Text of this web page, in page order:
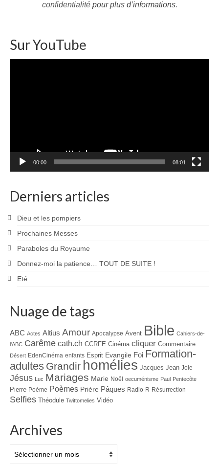
confidentialitépour plus d’informations.
Sur YouTube
00:00 08:01
Derniers articles
Dieu et les pompiers
Prochaines Messes
Paraboles du Royaume
Donnez-moi la patience… TOUT DE SUITE !
Eté
Nuage de tags
ABC Actes Altius Amour Apocalypse Avent Bible Cahiers-de-
l'ABC Carême cath.ch CCRFE Cinéma cliquer Commentaire
Désert EdenCinéma enfants Esprit Evangile Foi Formation-
adultes Grandir homélies Jacques Jean Joie
Jésus Luc Mariages Marie Noël oecuménisme Paul Pentecôte
Pierre Poème Poèmes Prière Pâques Radio-R Résurrection
Selfies Théodule Twittomelies Vidéo
Archives